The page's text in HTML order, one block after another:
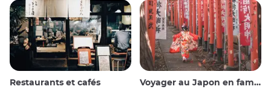
Restaurants et cafés Voyager au Japon en famille